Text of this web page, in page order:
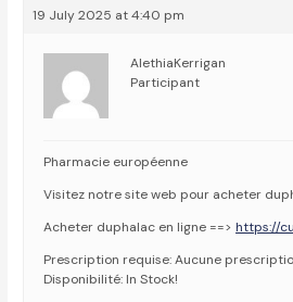
19 July 2025 at 4:40 pm
AlethiaKerrigan
Participant
Pharmacie européenne
Visitez notre site web pour acheter
Acheter duphalac en ligne ==>https://
Prescription requise: Aucune
Disponibilité: In Stock!